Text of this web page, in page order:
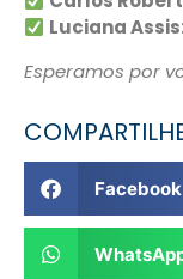
Luciana
Esperamos por
Facebook